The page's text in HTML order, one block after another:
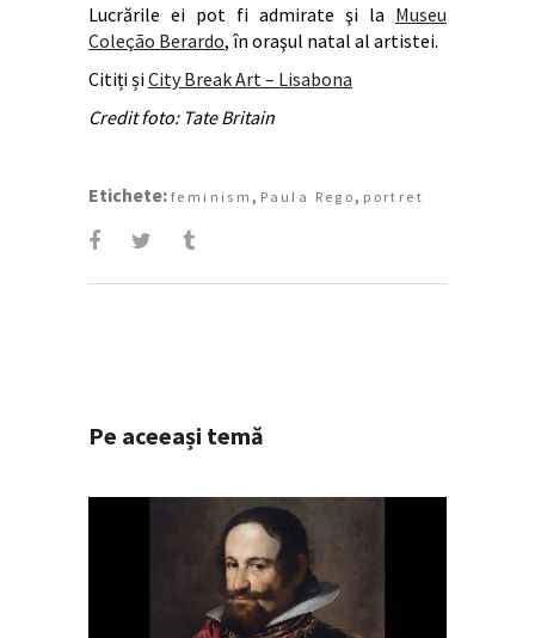
Lucrările ei pot fi admirate şi la Museu
Coleção Berardo, în oraşul natal al artistei.
Citiți șiCity Break Art – Lisabona
Credit foto: Tate Britain
Etichete: feminism , Paula Rego , portret
Pe aceeași temă